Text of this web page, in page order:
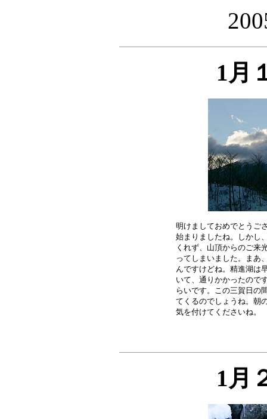
1月
明けましておめでとうご
始まりましたね。しかし
くれず、山頂からのご来
ってしまいました。まあ
んですけどね。精進湖は
いて、通りかかったので
らいです。この三賀日の
てくるのでしょうね。朝
1月